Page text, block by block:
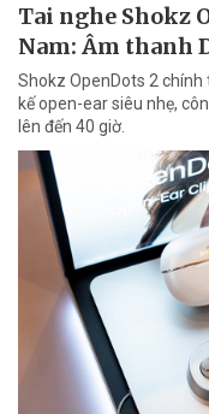
Tai nghe Shokz
Nam: Âm thanh
Shokz OpenDots 2
kế open-ear siêu nhẹ,
lên đến 40 giờ.